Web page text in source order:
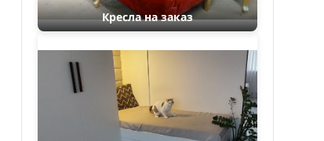
Кресла на заказ